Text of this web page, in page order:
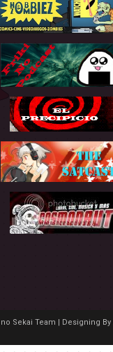
Sekai Team | Designing By